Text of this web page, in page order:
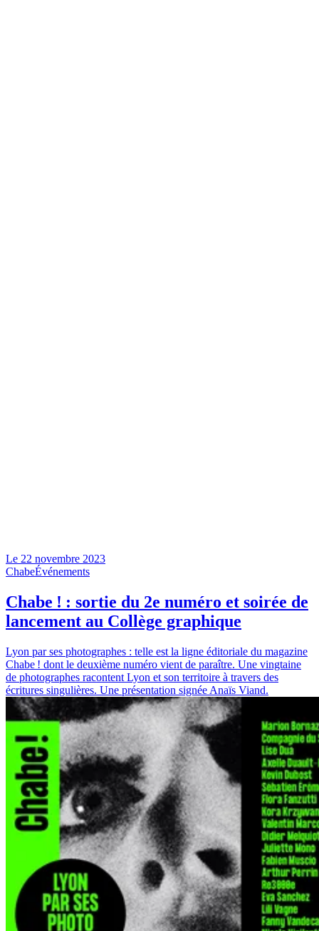
Le 22 novembre 2023
ChabeÉvénements
Chabe ! : sortie du 2e numéro et soirée de
lancement au Collège graphique
Lyon par ses photographes : telle est la ligne éditoriale du magazine
Chabe ! dont le deuxième numéro vient de paraître. Une vingtaine
de photographes racontent Lyon et son territoire à travers des
écritures singulières. Une présentation signée Anaïs Viand.